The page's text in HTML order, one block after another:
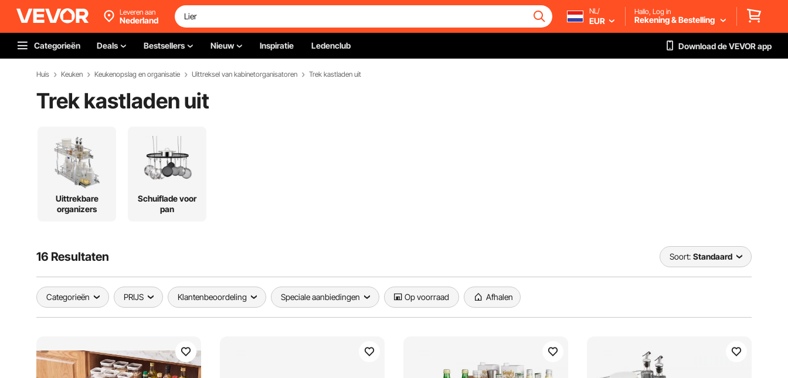
Leveren aan
Nederland
NL/
EUR
Hallo, Log in
Rekening & Bestelling
Categorieën Deals Bestsellers Nieuw Inspiratie Ledenclub Download de VEVOR app
Huis Keuken Keukenopslag en organisatie Uittreksel van kabinetorganisatoren Trek kastladen uit
Trek kastladen uit
Uittrekbare
organizers
Schuiflade voor
pan
16 Resultaten Soort: Standaard
Categorieën PRIJS Klantenbeoordeling Speciale aanbiedingen Op voorraad Afhalen